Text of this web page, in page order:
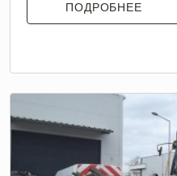
ПОДРОБНЕЕ